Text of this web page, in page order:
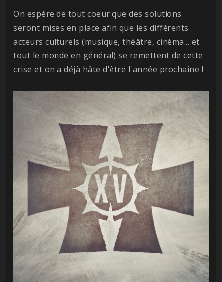
On espère de tout coeur que des solutions
seront mises en place afin que les différents
acteurs culturels (musique, théâtre, cinéma... et
tout le monde en général) se remettent de cette
crise et on a déjà hâte d'être l'année prochaine !